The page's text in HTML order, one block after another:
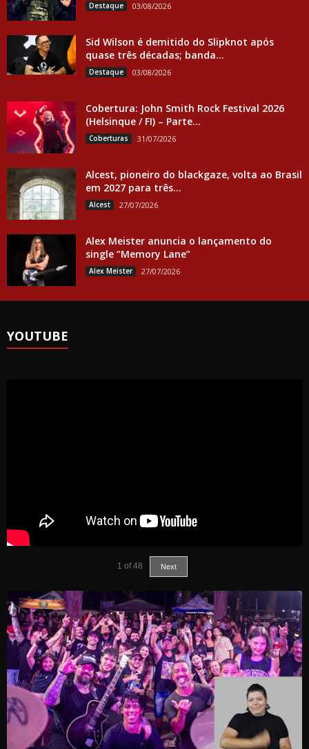
Destaque 03/08/2026
Sid Wilson é demitido do Slipknot após
quase três décadas; banda...
Destaque 03/08/2026
Cobertura: John Smith Rock Festival 2026
(Helsinque / FI) – Parte...
Coberturas 31/07/2026
Alcest, pioneiro do blackgaze, volta ao Brasil
em 2027 para três...
Alcest 27/07/2026
Alex Meister anuncia o lançamento do
single “Memory Lane”
Alex Meister 27/07/2026
YOUTUBE
1 of 48 Next